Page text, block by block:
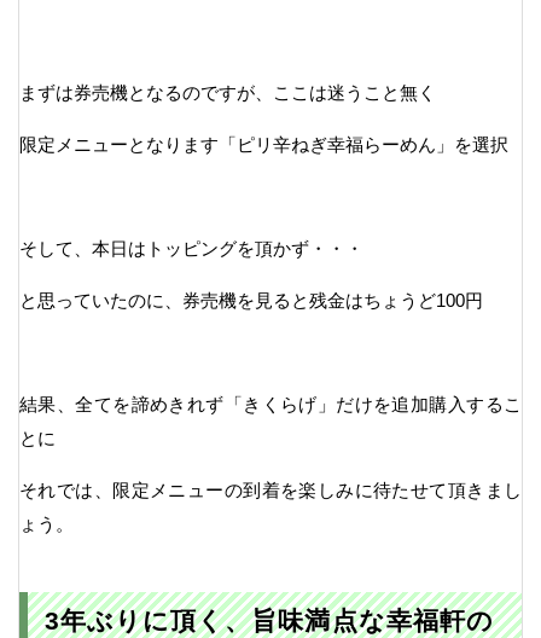
まずは券売機となるのですが、ここは迷うこと無く
限定メニューとなります「ピリ辛ねぎ幸福らーめん」を選択
そして、本日はトッピングを頂かず・・・
と思っていたのに、券売機を見ると残金はちょうど100円
結果、全てを諦めきれず「きくらげ」だけを追加購入するこ
とに
それでは、限定メニューの到着を楽しみに待たせて頂きまし
ょう。
3年ぶりに頂く、旨味満点な幸福軒の